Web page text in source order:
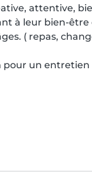
attentive,
à leur bien-être
( repas,
pour un entretien